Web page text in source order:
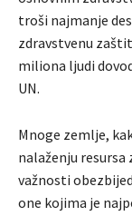
troši najmanje
zdravstvenu
miliona ljudi
UN.
Mnoge zemlje,
nalaženju
važnosti
one kojima je